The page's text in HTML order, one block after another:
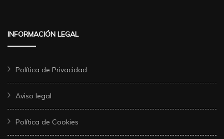
INFORMACIÓN LEGAL
Política de Privacidad
Aviso legal
Política de Cookies